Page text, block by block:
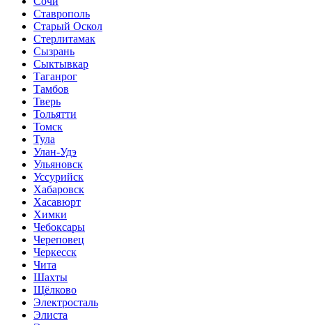
Ставрополь
Старый Оскол
Стерлитамак
Сызрань
Сыктывкар
Таганрог
Тамбов
Тверь
Тольятти
Томск
Тула
Улан-Удэ
Ульяновск
Уссурийск
Хабаровск
Хасавюрт
Химки
Чебоксары
Череповец
Черкесск
Чита
Шахты
Щёлково
Электросталь
Элиста